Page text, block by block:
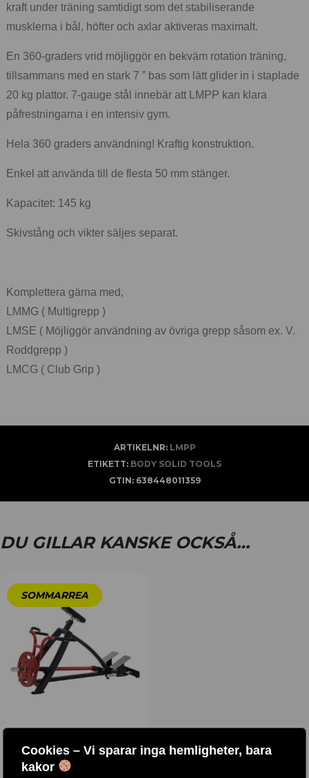
Cookies – Vi sparar inga hemligheter, bara
kakor
kraft under träning samtidigt som det stabiliserande
musklerna i bål, höfter och axlar aktiveras maximalt.
En 360-graders vrid möjliggör en bekväm rotation träning,
tillsammans med en stark 7 ” bas som lätt glider in i staplade
20 kg plattor. 7-gauge stål innebär att LMPP kan klara
påfrestningarna i en intensiv gym.
Hela 360 graders användning! Kraftig konstruktion.
Enkel att använda till de flesta 50 mm stänger.
Kapacitet: 145 kg
Skivstång och vikter säljes separat.
Komplettera gärna med,
LMMG ( Multigrepp )
LMSE ( Möjliggör användning av övriga grepp såsom ex. V.
Roddgrepp )
LMCG ( Club Grip )
ARTIKELNR: LMPP
ETIKETT: BODY SOLID TOOLS
GTIN: 638448011359
DU GILLAR KANSKE OCKSÅ…